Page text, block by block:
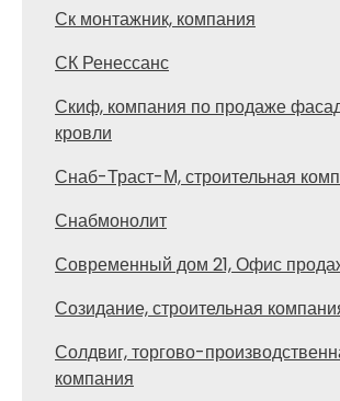
Ск монтажник, компания
СК Ренессанс
Скиф, компания по продаже
кровли
Снаб-Траст-М, строительная
Снабмонолит
Современный дом 21, Офис
Созидание, строительная
Солдвиг, торгово-
компания